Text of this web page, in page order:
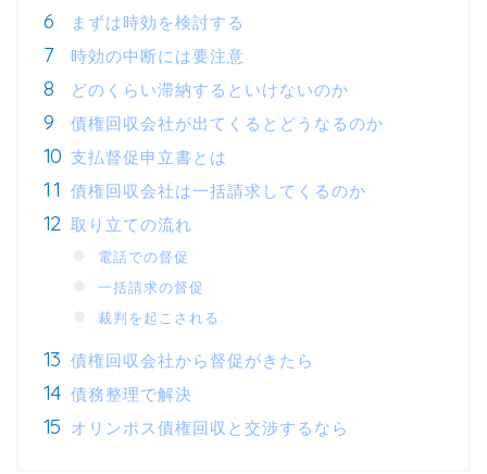
まずは時効を検討する
時効の中断には要注意
どのくらい滞納するといけないのか
債権回収会社が出てくるとどうなるのか
支払督促申立書とは
債権回収会社は一括請求してくるのか
取り立ての流れ
電話での督促
一括請求の督促
裁判を起こされる
債権回収会社から督促がきたら
債務整理で解決
オリンポス債権回収と交渉するなら